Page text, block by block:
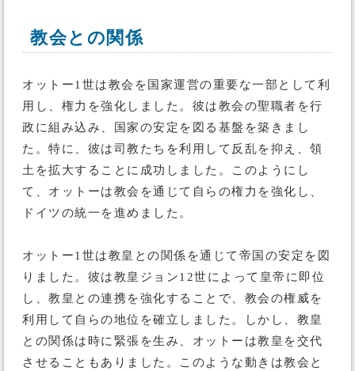
教会との関係
オットー1世は教会を国家運営の重要な一部として利
用し、権力を強化しました。彼は教会の聖職者を行
政に組み込み、国家の安定を図る基盤を築きまし
た。特に、彼は司教たちを利用して反乱を抑え、領
土を拡大することに成功しました。このようにし
て、オットーは教会を通じて自らの権力を強化し、
ドイツの統一を進めました。
オットー1世は教皇との関係を通じて帝国の安定を図
りました。彼は教皇ジョン12世によって皇帝に即位
し、教皇との連携を強化することで、教会の権威を
利用して自らの地位を確立しました。しかし、教皇
との関係は時に緊張を生み、オットーは教皇を交代
させることもありました。このような動きは教会と